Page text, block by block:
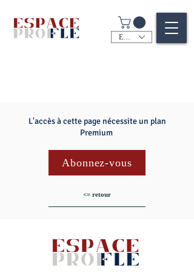
EUR (€)
L'accès à cette page nécessite un plan
Premium
Abonnez-vous
<= retour